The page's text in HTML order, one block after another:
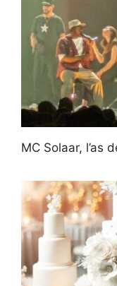
MC Solaar, l’as